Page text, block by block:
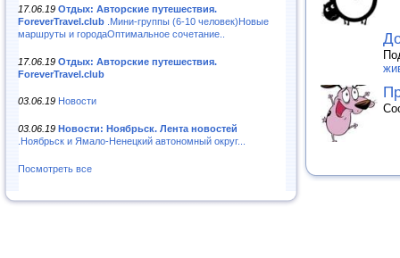
17.06.19 Отдых: Авторские путешествия.
ForeverTravel.club .Мини-группы (6-10 человек)Новые
маршруты и городаОптимальное сочетание..
17.06.19 Отдых: Авторские путешествия.
ForeverTravel.club
03.06.19 Новости
03.06.19 Новости: Ноябрьск. Лента новостей
.Ноябрьск и Ямало-Ненецкий автономный округ...
Посмотреть все